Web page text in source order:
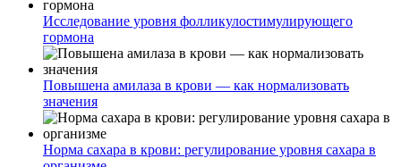
Исследование уровня фолликулостимулирующего
гормона
Повышена амилаза в крови — как нормализовать
значения
Норма сахара в крови: регулирование уровня сахара в